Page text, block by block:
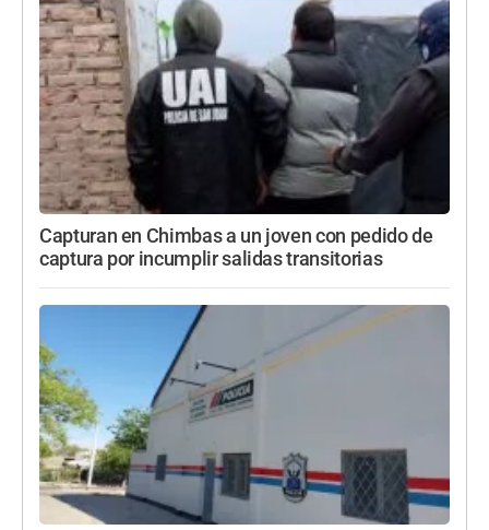
Capturan en Chimbas a un joven con pedido de
captura por incumplir salidas transitorias